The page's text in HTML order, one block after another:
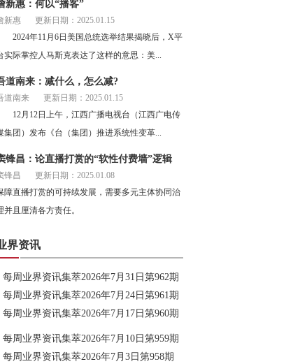
新惠：何以“播客”
新惠
更新日期：2025.01.15
2024年11月6日美国总统选举结果揭晓后，X平
实际掌控人马斯克表达了这样的意思：美...
道南来：减什么，怎么减?
道南来
更新日期：2025.01.15
12月12日上午，江西广播电视台（江西广电传
集团）发布《台（集团）推进系统性变革...
锋昌：论直播打赏的“软性付费墙”逻辑
锋昌
更新日期：2025.01.08
障直播打赏的可持续发展，需要多元主体协同治
并且厘清各方责任。
界资讯
每周业界资讯集萃2026年7月31日第962期
每周业界资讯集萃2026年7月24日第961期
每周业界资讯集萃2026年7月17日第960期
每周业界资讯集萃2026年7月10日第959期
每周业界资讯集萃2026年7月3日第958期